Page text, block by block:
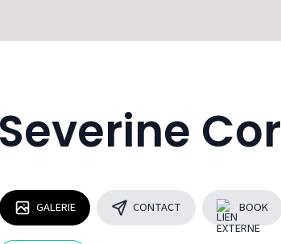
Severine
GALERIE CONTACT BOOK